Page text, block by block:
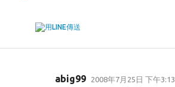
abig99 2008年7月25日 下午3:13